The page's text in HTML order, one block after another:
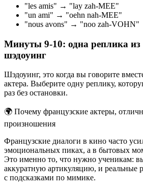
"les amis" → "lay zah-MEE"
"un ami" → "oehn nah-MEE"
"nous avons" → "noo zah-VOHN"
Минуты 9-10: одна реплика
шэдоуинг
Шэдоуинг, это когда вы говорите
актера. Выберите одну реплику,
раз без остановки.
🌍 Почему французские актеры,
произношения
Французские диалоги в кино часто
эмоциональных пиках, а в бытовых
Это именно то, что нужно ученикам:
аккуратную артикуляцию, и реальные
с подсказками по мимике.